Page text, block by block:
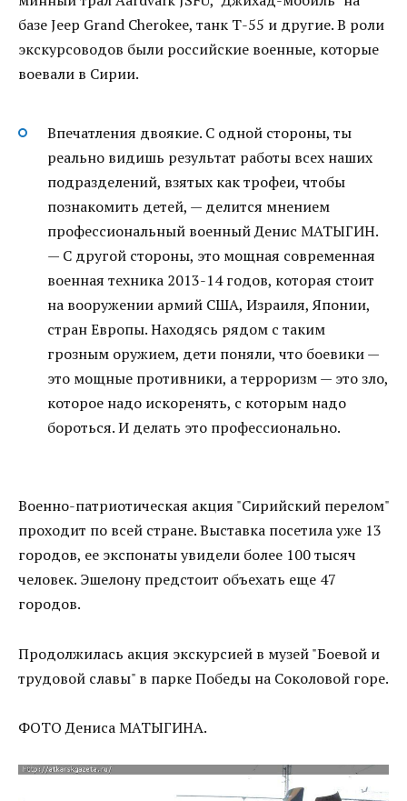
базе Jeep Grand Cherokee, танк Т-55 и другие. В роли
экскурсоводов были российские военные, которые
воевали в Сирии.
Впечатления двоякие. С одной стороны, ты
реально видишь результат работы всех наших
подразделений, взятых как трофеи, чтобы
познакомить детей, — делится мнением
профессиональный военный Денис МАТЫГИН.
— С другой стороны, это мощная современная
военная техника 2013-14 годов, которая стоит
на вооружении армий США, Израиля, Японии,
стран Европы. Находясь рядом с таким
грозным оружием, дети поняли, что боевики —
это мощные противники, а терроризм — это зло,
которое надо искоренять, с которым надо
бороться. И делать это профессионально.
Военно-патриотическая акция "Сирийский перелом"
проходит по всей стране. Выставка посетила уже 13
городов, ее экспонаты увидели более 100 тысяч
человек. Эшелону предстоит объехать еще 47
городов.
Продолжилась акция экскурсией в музей "Боевой и
трудовой славы" в парке Победы на Соколовой горе.
ФОТО Дениса МАТЫГИНА.